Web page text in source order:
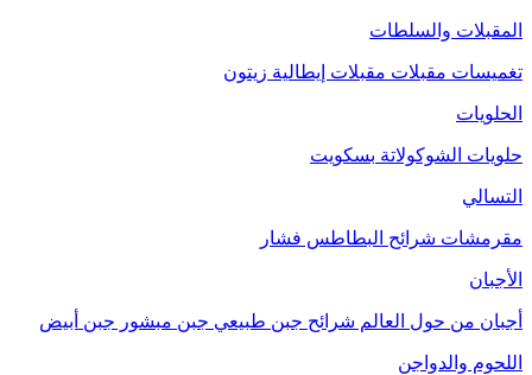
المقبلات والسلطات
تغميسات مقبلات مقبلات إيطالية زيتون
الحلويات
حلويات الشوكولاتة بسكويت
التسالي
مقرمشات شرائح البطاطس فشار
الأجبان
أجبان من حول العالم شرائح جبن طبيعي جبن مبشور جبن أبيض
اللحوم والدواجن